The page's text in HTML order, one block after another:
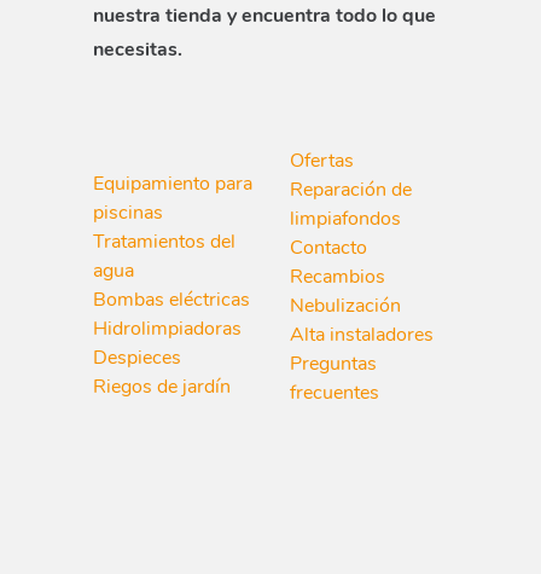
nuestra tienda y encuentra todo lo que
necesitas.
Equipamiento para
piscinas
Tratamientos del
agua
Bombas eléctricas
Hidrolimpiadoras
Despieces
Riegos de jardín
Ofertas
Reparación de
limpiafondos
Contacto
Recambios
Nebulización
Alta instaladores
Preguntas
frecuentes